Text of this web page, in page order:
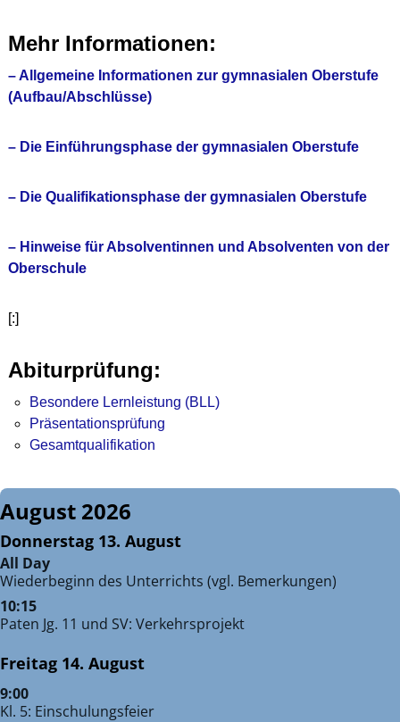
Mehr Informationen:
– Allgemeine Informationen zur gymnasialen Oberstufe
(Aufbau/Abschlüsse)
– Die Einführungsphase der gymnasialen Oberstufe
– Die Qualifikationsphase der gymnasialen Oberstufe
– Hinweise für Absolventinnen und Absolventen von der
Oberschule
[:]
Abiturprüfung:
Besondere Lernleistung (BLL)
Präsentationsprüfung
Gesamtqualifikation
August 2026
Donnerstag 13. August
All Day
Wiederbeginn des Unterrichts (vgl. Bemerkungen)
10:15
Paten Jg. 11 und SV: Verkehrsprojekt
Freitag 14. August
9:00
Kl. 5: Einschulungsfeier